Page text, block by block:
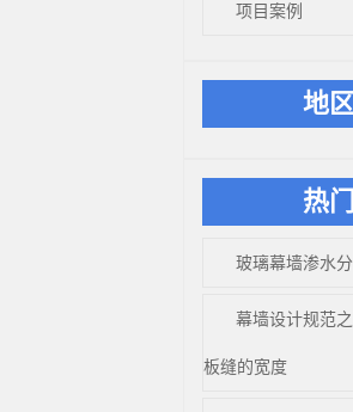
项目案例
地
热
玻璃幕墙渗水
幕墙设计规范
板缝的宽度